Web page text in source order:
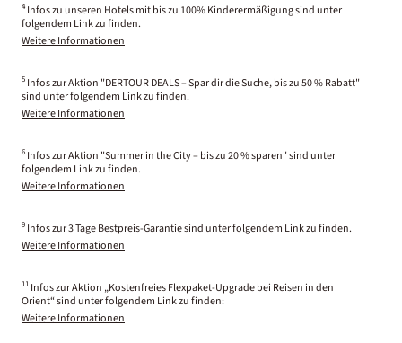
4 Infos zu unseren Hotels mit bis zu 100% Kinderermäßigung sind unter
folgendem Link zu finden.
Weitere Informationen
5 Infos zur Aktion "DERTOUR DEALS – Spar dir die Suche, bis zu 50 % Rabatt"
sind unter folgendem Link zu finden.
Weitere Informationen
6 Infos zur Aktion "Summer in the City – bis zu 20 % sparen" sind unter
folgendem Link zu finden.
Weitere Informationen
9 Infos zur 3 Tage Bestpreis-Garantie sind unter folgendem Link zu finden.
Weitere Informationen
11 Infos zur Aktion „Kostenfreies Flexpaket-Upgrade bei Reisen in den
Orient“ sind unter folgendem Link zu finden:
Weitere Informationen